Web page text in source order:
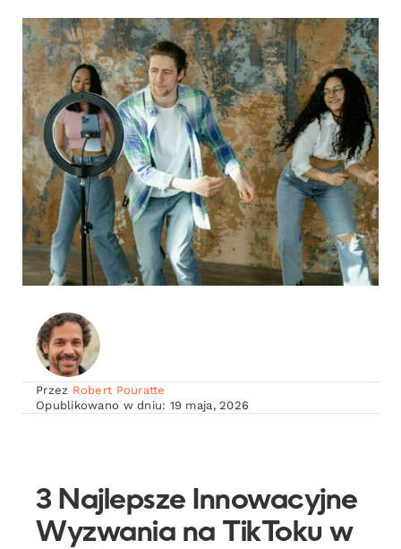
Przez Robert Pouratte
Opublikowano w dniu: 19 maja, 2026
3 Najlepsze Innowacyjne
Wyzwania na TikToku w